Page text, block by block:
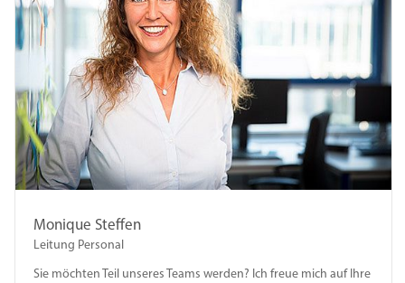
Monique Steffen
Leitung Personal
Sie möchten Teil unseres Teams werden? Ich freue mich auf Ihre